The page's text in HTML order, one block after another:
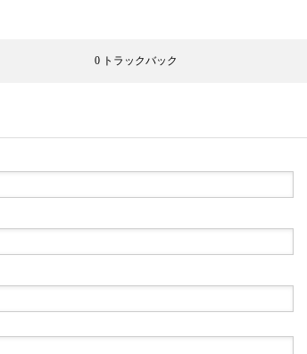
0 トラックバック